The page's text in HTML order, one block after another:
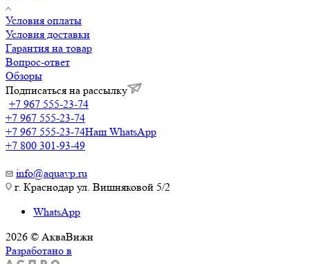
Условия оплаты
Условия доставки
Гарантия на товар
Вопрос-ответ
Обзоры
Подписаться на рассылку
+7 967 555-23-74
+7 967 555-23-74
+7 967 555-23-74Наш WhatsApp
+7 800 301-93-49
info@aquavp.ru
г. Краснодар ул. Вишняковой 5/2
WhatsApp
2026 © АкваВижн
Разработано в